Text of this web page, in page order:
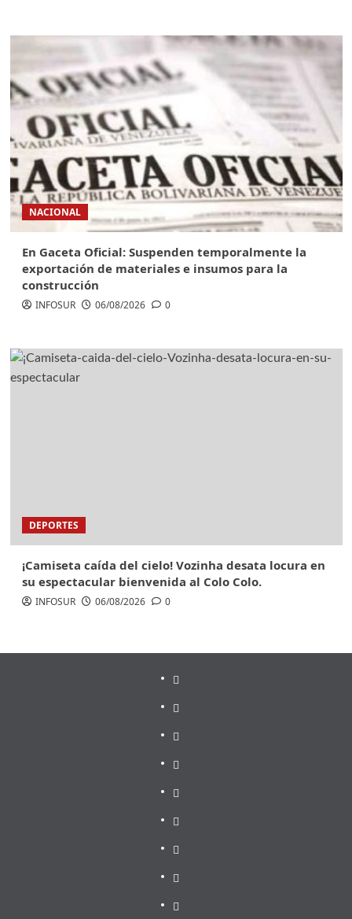
NACIONAL
En Gaceta Oficial: Suspenden temporalmente la
exportación de materiales e insumos para la
construcción
INFOSUR 06/08/2026 0
DEPORTES
¡Camiseta caída del cielo! Vozinha desata locura en
su espectacular bienvenida al Colo Colo.
INFOSUR 06/08/2026 0